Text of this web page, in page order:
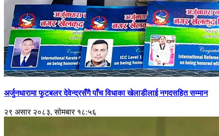
अर्जुनधारामा फुटबलर देवेन्द्रसँगै पाँच विधाका खेलाडीलाई नगदसहित सम्मान
२९ असार २०८३, सोमबार १८:५६